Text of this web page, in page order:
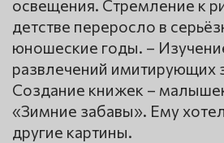
освещения. Стремление к
детстве переросло в
юношеские годы. –
развлечений имитирующих
Создание книжек –
«Зимние забавы». Ему
другие картины.